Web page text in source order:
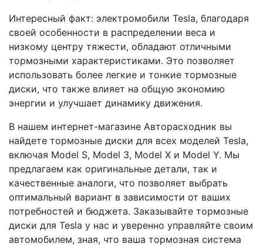
Интересный факт: электромобили Tesla, благодаря
своей особенности в распределении веса и
низкому центру тяжести, обладают отличными
тормозными характеристиками. Это позволяет
использовать более легкие и тонкие тормозные
диски, что также влияет на общую экономию
энергии и улучшает динамику движения.
В нашем интернет-магазине Авторасходник вы
найдете тормозные диски для всех моделей Tesla,
включая Model S, Model 3, Model X и Model Y. Мы
предлагаем как оригинальные детали, так и
качественные аналоги, что позволяет выбрать
оптимальный вариант в зависимости от ваших
потребностей и бюджета. Заказывайте тормозные
диски для Tesla у нас и уверенно управляйте своим
автомобилем, зная, что ваша тормозная система